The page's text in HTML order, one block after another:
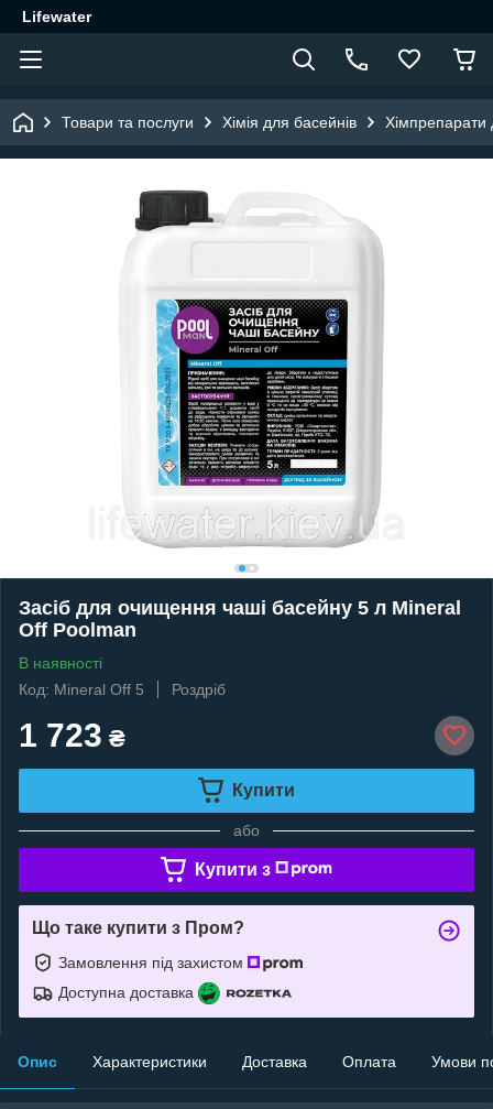
Lifewater
Товари та послуги Хімія для басейнів
Засіб для очищення чаші басейну 5 л Mineral
Off Poolman
В наявності
Код: Mineral Off 5
Роздріб
1 723 ₴
Купити
або
Купити з
Що таке купити з Пром?
Замовлення під захистом
Доступна доставка
Опис Характеристики Доставка Оплата Умови